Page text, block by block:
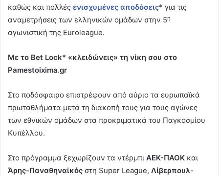
καθώς και πολλές ενισχυμένες αποδόσεις* για τις
αναμετρήσεις των ελληνικών ομάδων στην 5η
αγωνιστική της Euroleague.
Με το Bet Lock* «κλειδώνεις» τη νίκη σου στο
Pamestoixima.gr
Στο ποδόσφαιρο επιστρέφουν από αύριο τα ευρωπαϊκά
πρωταθλήματα μετά τη διακοπή τους για τους αγώνες
των εθνικών ομάδων στα προκριματικά του Παγκοσμίου
Κυπέλλου.
Στο πρόγραμμα ξεχωρίζουν τα ντέρμπι ΑΕΚ-ΠΑΟΚ και
Άρης-Παναθηναϊκός στη Super League, Λίβερπουλ-